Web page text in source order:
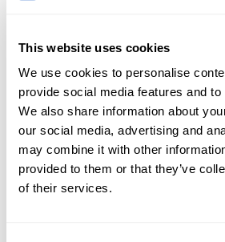
This website uses cookies
We use cookies to personalise
provide social media features and
We also share information about
our social media, advertising and
may combine it with other
provided to them or that they’ve
of their services.
Interest Rates:Central bank
attractiveness of shares
other asset classes.
Market Sentiment and
Speculation:traders’
expectations and
significantly influence shares’